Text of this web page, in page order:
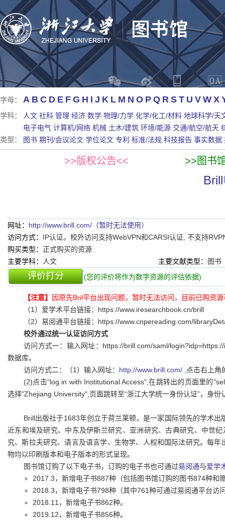
字母： A B C D E F G H I J K L M N O P Q R S T U V W X
学科： 人文 社科 管理 经济 数学 物理/力学 化学/化工/材料 地球科学/天
电子电气 计算机/网络 机械 土木/建筑 环境/能源 交通/航空/航天
类型：
图书 期刊/会议论文 学位论文 专利 标准/法规 科技报告 事实数据
>>版权公告<< >>图书
网址： http://www.brill.com/（暂时无法使用）
访问方式： IP认证。校外访问支持WebVPN和CARSI认证, 不支持
购买类型： 正式购买的资源
主要学科：
人文 主要文献类型： 图书
评价打分 (您的评价将作为数字资源的评估依据)
【注意】
因原先Bril平台出现问题，暂时无法访问，目前已购资
（1）爱学术平台链接：https://www.iresearchbook.cn/brill
（2）易阅通平台链接：https://www.cnpereading.com/
校外通过统一认证访问方式
访问方式一：输入网址：https://brill.com/saml/
数据库。
访问方式二：（1）输入网址： http://www.brill.com/ ,点击右上角
(2)点击"log in with Institutional Access";在跳转出的页面里的
选择"Zhejiang University",页面跳转至“浙江大学统一身份认证”，身份
Brill出版社于1683年创立于荷兰莱顿，是一家国际领先的学术
近东和埃及研究、中东及伊斯兰研究、亚洲研究、古典研究、中世
究、斯拉夫研究、语言及语言学、生物学、人权和国际法研究。每
物均以印刷版本和电子版本的形式呈现。
图书馆订购了以下电子书，订购的电子书也可通过易阅通与爱学
2017.3，新增电子书887种（包括图书馆订购的图书874种和
2018.3，新增电子书798种（其中761种可通过易阅通平台访
2018.11，新增电子书862种。
2019.12，新增电子书856种。